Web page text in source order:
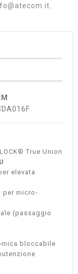
True Union
elevata
per micro-
(passaggio
bloccabile